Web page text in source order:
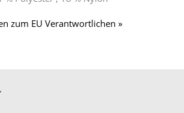
zum EU Verantwortlichen »